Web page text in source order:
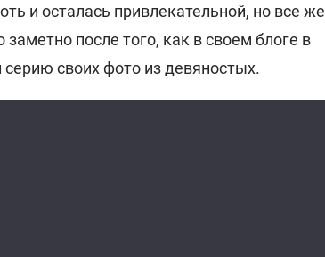
и осталась привлекательной, но все же
после того, как в своем блоге в
серию своих фото из девяностых.